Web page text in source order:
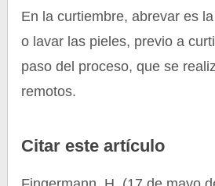
En la curtiembre, abrevar es
o lavar las pieles, previo a
paso del proceso, que se
remotos.
Citar este artículo